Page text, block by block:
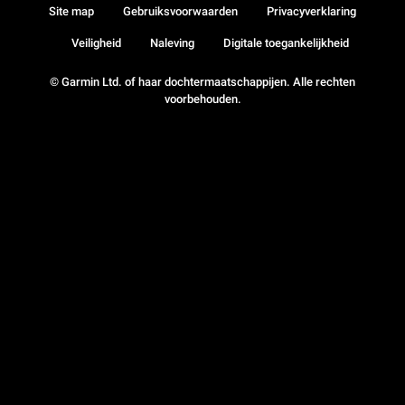
© Garmin Ltd. of haar dochtermaatschappijen. Alle rechten
voorbehouden.
Site map Gebruiksvoorwaarden Privacyverklaring
Veiligheid Naleving Digitale toegankelijkheid